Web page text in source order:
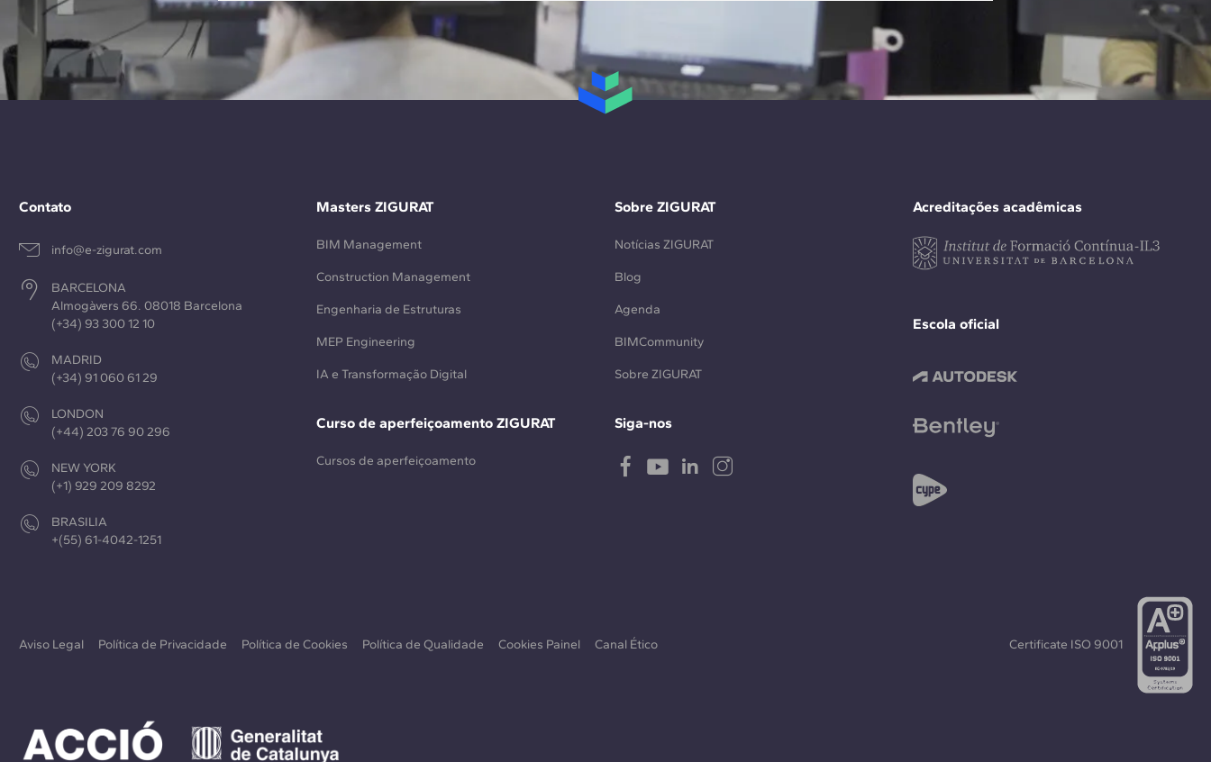
Contato
info@e-zigurat.com
BARCELONA
Almogàvers 66. 08018 Barcelona
(+34) 93 300 12 10
MADRID
(+34) 91 060 61 29
LONDON
(+44) 203 76 90 296
NEW YORK
(+1) 929 209 8292
BRASILIA
+(55) 61-4042-1251
Acreditações acadêmicas
Escola oficial
Masters ZIGURAT
BIM Management
Construction Management
Engenharia de Estruturas
MEP Engineering
IA e Transformação Digital
Curso de aperfeiçoamento ZIGURAT
Cursos de aperfeiçoamento
Sobre ZIGURAT
Notícias ZIGURAT
Blog
Agenda
BIMCommunity
Sobre ZIGURAT
Siga-nos
Aviso Legal Política de Privacidade Política de Cookies Política de Qualidade Cookies Painel Canal Ético Certificate ISO 9001